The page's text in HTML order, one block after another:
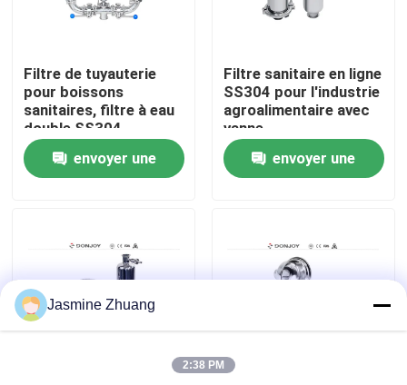
Visite de l'usine
Contrôle de la qualité
Demandez un devis
Soupape à diaphragme sanitaire
Filtre de tuyauterie
pour boissons
sanitaires, filtre à eau
double SS304
envoyer une
Filtre sanitaire en ligne
SS304 pour l'industrie
agroalimentaire avec
vanne
d'échantillonnage /
vanne de décharge
envoyer une
Jasmine Zhuang
2:38 PM